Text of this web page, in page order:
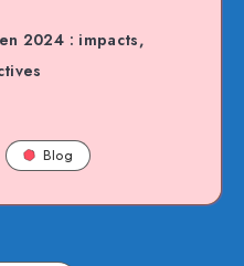
2024 : impacts,
Blog